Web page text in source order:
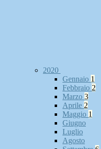
2020
Gennaio 1
Febbraio 2
Marzo 3
Aprile 2
Maggio 1
Giugno
Luglio
Agosto